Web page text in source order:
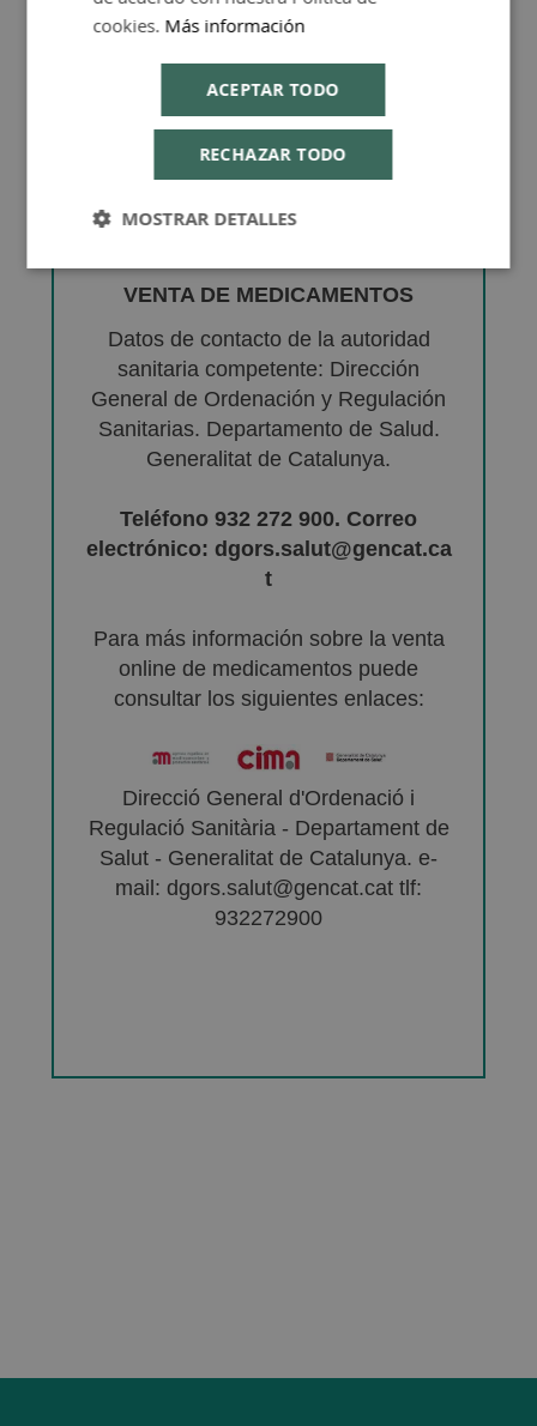
VENTA DE MEDICAMENTOS
Datos de contacto de la autoridad
sanitaria competente: Dirección
General de Ordenación y Regulación
Sanitarias. Departamento de Salud.
Generalitat de Catalunya.
Teléfono 932 272 900. Correo
electrónico: dgors.salut@gencat.ca
t
Para más información sobre la venta
online de medicamentos puede
consultar los siguientes enlaces:
Direcció General d'Ordenació i
Regulació Sanitària - Departament de
Salut - Generalitat de Catalunya. e-
mail: dgors.salut@gencat.cat tlf:
932272900
cookies. Más información
ACEPTAR TODO
RECHAZAR TODO
MOSTRAR DETALLES